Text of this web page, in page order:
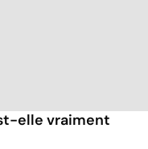
elle vraiment